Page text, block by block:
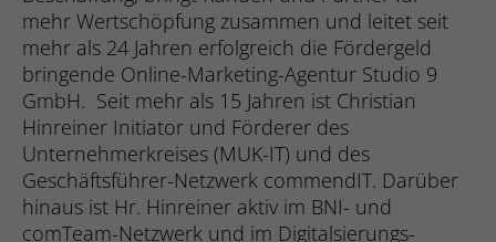
mehr Wertschöpfung zusammen und leitet seit
mehr als 24 Jahren erfolgreich die Fördergeld
bringende Online-Marketing-Agentur Studio 9
GmbH. Seit mehr als 15 Jahren ist Christian
Hinreiner Initiator und Förderer des
Unternehmerkreises (MUK-IT) und des
Geschäftsführer-Netzwerk commendIT. Darüber
hinaus ist Hr. Hinreiner aktiv im BNI- und
comTeam-Netzwerk und im Digitalsierungs-
Anbieter Hubspot
Laufzeit Sitzungsdauer
Zweck
Cookie als Teil der Dienste von Cloudflare
- einschließlich Lastverteilung,
Bereitstellung von Website-Inhalten und
Bereitstellung einer DNS-Verbindung für
Website-Betreiber.
Wird von Google Analytics verwendet, um
die Anforderungsrate einzuschränken.
Name _li_id.be66
Anbieter Leadinfo
Zweck
Erfasst statistische Daten zu Website-
Besuchen des Benutzers, wie z. B. die
Anzahl der Besuche, durchschnittliche
Verweildauer auf der Website und welche
Seiten geladen wurden. Der Zweck ist die
Segmentierung der Benutzer der Website
nach Faktoren wie Demografie und
geografische Lage, damit Medien- und
Marketing-Agenturen ihre Zielgruppen
strukturieren und verstehen können, um